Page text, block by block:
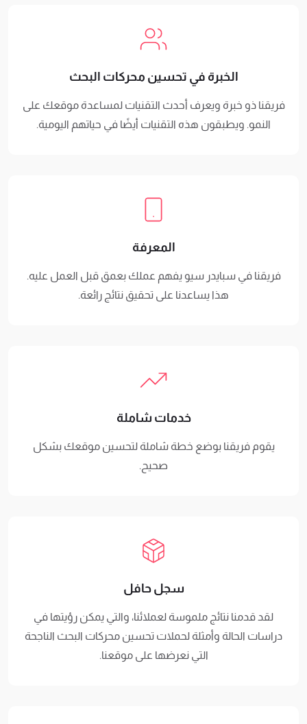
الخبرة في تحسين محركات البحث
فريقنا ذو خبرة ويعرف أحدث التقنيات لمساعدة موقعك على
النمو. ويطبقون هذه التقنيات أيضًا في حياتهم اليومية.
المعرفة
فريقنا في سبايدر سيو يفهم عملك بعمق قبل العمل عليه.
هذا يساعدنا على تحقيق نتائج رائعة.
خدمات شاملة
يقوم فريقنا بوضع خطة شاملة لتحسين موقعك بشكل
صحيح.
سجل حافل
لقد قدمنا ​​نتائج ملموسة لعملائنا، والتي يمكن رؤيتها في
دراسات الحالة وأمثلة لحملات تحسين محركات البحث الناجحة
التي نعرضها على موقعنا.